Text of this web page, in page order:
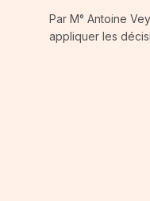
Par M° Antoine
appliquer les